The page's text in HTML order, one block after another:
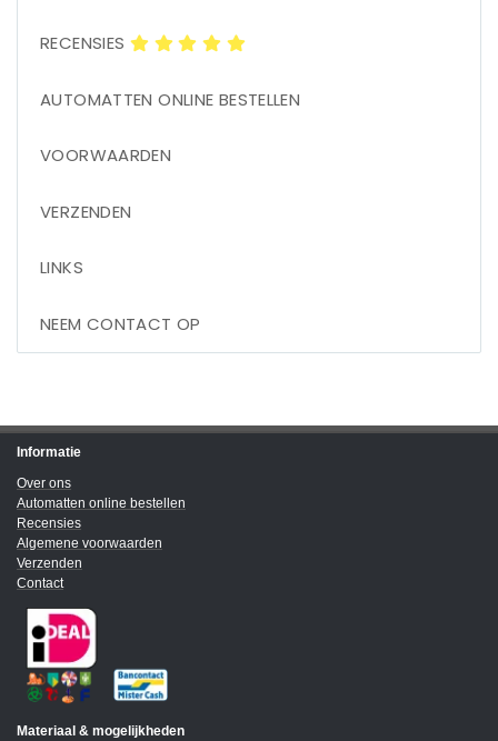
RECENSIES
AUTOMATTEN ONLINE BESTELLEN
VOORWAARDEN
VERZENDEN
LINKS
NEEM CONTACT OP
Informatie
Over ons
Automatten online bestellen
Recensies
Algemene voorwaarden
Verzenden
Contact
Materiaal & mogelijkheden